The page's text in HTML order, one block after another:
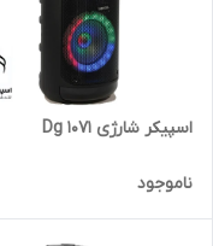
اسپیکر شارژی Dg 1071
ناموجود